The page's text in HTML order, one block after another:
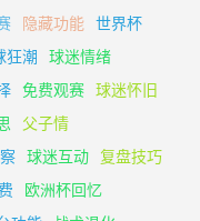
隐藏功能
世界杯
狂潮
球迷情绪
免费观赛
球迷怀旧
父子情
球迷互动
复盘技巧
欧洲杯回忆